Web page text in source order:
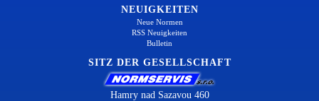
NEUIGKEITEN
Neue Normen
RSS Neuigkeiten
Bulletin
SITZ DER GESELLSCHAFT
Hamry nad Sazavou 460